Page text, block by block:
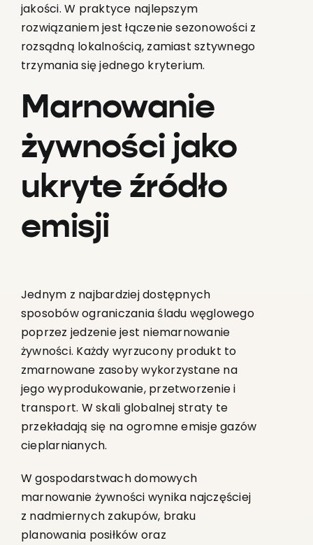
jakości. W praktyce najlepszym
rozwiązaniem jest łączenie sezonowości z
rozsądną lokalnością, zamiast sztywnego
trzymania się jednego kryterium.
Marnowanie
żywności jako
ukryte źródło
emisji
Jednym z najbardziej dostępnych
sposobów ograniczania śladu węglowego
poprzez jedzenie jest niemarnowanie
żywności. Każdy wyrzucony produkt to
zmarnowane zasoby wykorzystane na
jego wyprodukowanie, przetworzenie i
transport. W skali globalnej straty te
przekładają się na ogromne emisje gazów
cieplarnianych.
W gospodarstwach domowych
marnowanie żywności wynika najczęściej
z nadmiernych zakupów, braku
planowania posiłków oraz